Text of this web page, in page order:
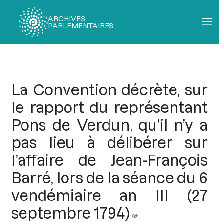
ARCHIVES
PARLEMENTAIRES
La Convention décrète, sur
le rapport du représentant
Pons de Verdun, qu’il n’y a
pas lieu à délibérer sur
l’affaire de Jean-François
Barré, lors de la séance du 6
vendémiaire an III (27
septembre 1794)